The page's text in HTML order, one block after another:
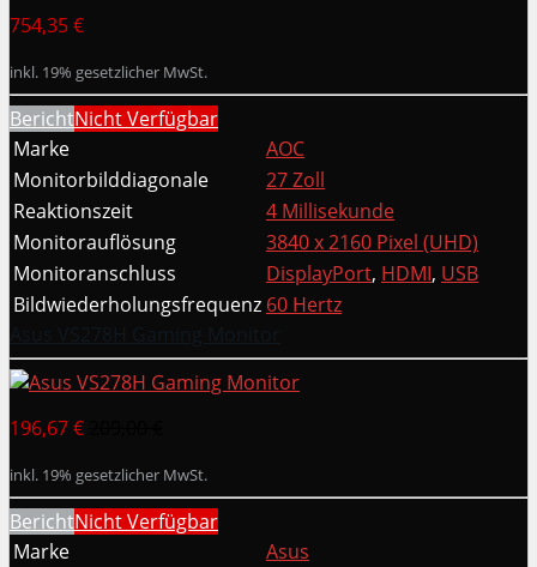
754,35 €
inkl. 19% gesetzlicher MwSt.
BerichtNicht Verfügbar
Marke
AOC
Monitorbilddiagonale
27 Zoll
Reaktionszeit
4 Millisekunde
Monitorauflösung
3840 x 2160 Pixel (UHD)
Monitoranschluss
DisplayPort, HDMI, USB
Bildwiederholungsfrequenz 60 Hertz
196,67 €
inkl. 19% gesetzlicher MwSt.
BerichtNicht Verfügbar
Marke
Asus